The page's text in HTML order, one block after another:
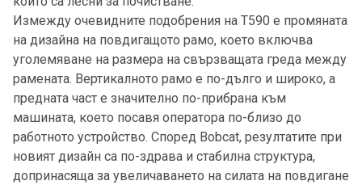
Измежду очевидните подобрения на Т590 е промяната
на дизайна на повдигащото рамо, което включва
уголемяване на размера на свързващата греда между
рамената. Вертикалното рамо е по-дълго и широко, а
предната част е значително по-прибрана към
машината, което посавя оператора по-близо до
работното устройство. Според Bobcat, резултатите при
новият дизайн са по-здрава и стабилна структура,
допринасяща за увеличаването на силата на повдигане